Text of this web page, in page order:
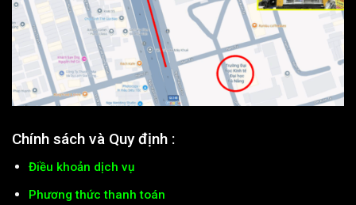
Chính sách và Quy định :
Điều khoản dịch vụ
Phương thức thanh toán